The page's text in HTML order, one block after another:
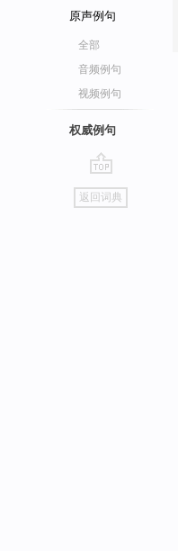
原声例句
全部
音频例句
视频例句
权威例句
go
top
返回词典